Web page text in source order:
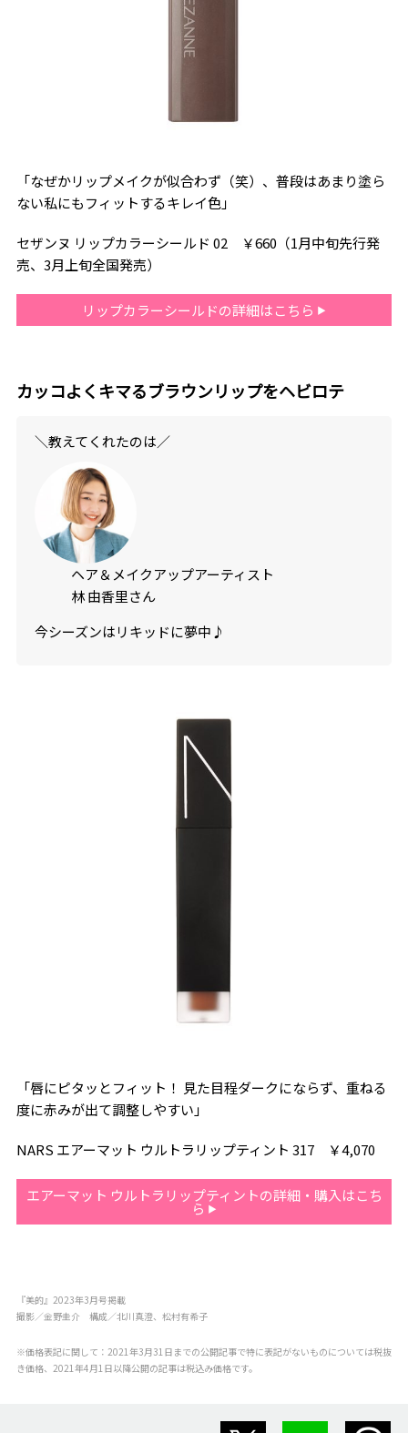
「なぜかリップメイクが似合わず（笑）、普段はあまり塗ら
ない私にもフィットするキレイ色」
セザンヌ リップカラーシールド 02 ￥660（1月中旬先行発
売、3月上旬全国発売）
リップカラーシールドの詳細はこちら
カッコよくキマるブラウンリップをヘビロテ
＼教えてくれたのは／
ヘア＆メイクアップアーティスト
林 由香里さん
今シーズンはリキッドに夢中♪
「唇にピタッとフィット！ 見た目程ダークにならず、重ねる
度に赤みが出て調整しやすい」
NARS エアーマット ウルトラリップティント 317 ￥4,070
エアーマット ウルトラリップティントの詳細・購入はこち
ら
『美的』2023年3月号掲載
撮影／金野圭介 構成／北川真澄、松村有希子
※価格表記に関して：2021年3月31日までの公開記事で特に表記がないものについては税抜
き価格、2021年4月1日以降公開の記事は税込み価格です。